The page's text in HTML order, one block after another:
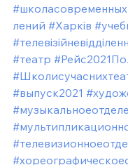
лений #Харків
#театр
#выпуск2021